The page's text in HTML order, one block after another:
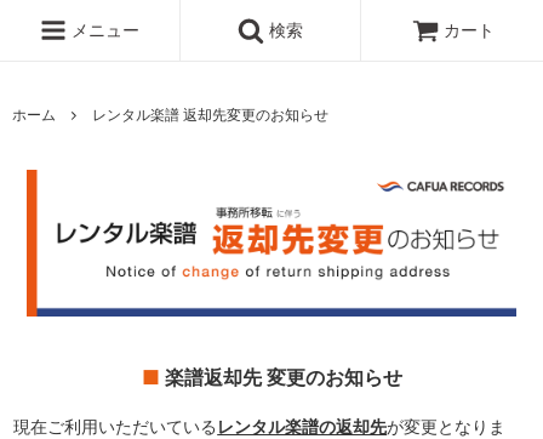
メニュー 検索 カート
ホーム レンタル楽譜 返却先変更のお知らせ
楽譜返却先 変更のお知らせ
現在ご利用いただいている レンタル楽譜の返却先が変更となりま